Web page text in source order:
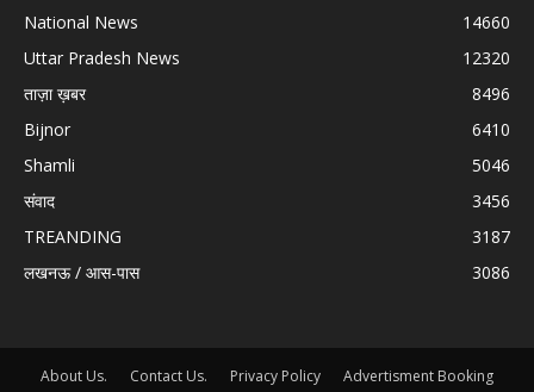
National News
14660
Uttar Pradesh News
12320
ताज़ा ख़बर
8496
Bijnor
6410
Shamli
5046
संवाद
3456
TREANDING
3187
लखनऊ / आस-पास
3086
About Us. Contact Us. Privacy Policy Advertisment Booking